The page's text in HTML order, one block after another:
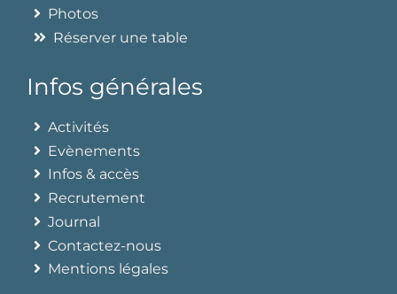
Photos
Réserver une table
Infos générales
Activités
Evènements
Infos & accès
Recrutement
Journal
Contactez-nous
Mentions légales